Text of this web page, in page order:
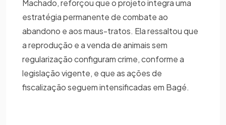
Machado, reforçou que o projeto integra uma
estratégia permanente de combate ao
abandono e aos maus-tratos. Ela ressaltou que
a reprodução e a venda de animais sem
regularização configuram crime, conforme a
legislação vigente, e que as ações de
fiscalização seguem intensificadas em Bagé.